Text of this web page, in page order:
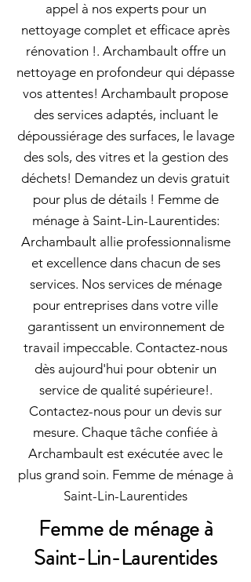
appel à nos experts pour un
nettoyage complet et efficace après
rénovation !. Archambault offre un
nettoyage en profondeur qui dépasse
vos attentes! Archambault propose
des services adaptés, incluant le
dépoussiérage des surfaces, le lavage
des sols, des vitres et la gestion des
déchets! Demandez un devis gratuit
pour plus de détails ! Femme de
ménage à Saint-Lin-Laurentides:
Archambault allie professionnalisme
et excellence dans chacun de ses
services. Nos services de ménage
pour entreprises dans votre ville
garantissent un environnement de
travail impeccable. Contactez-nous
dès aujourd'hui pour obtenir un
service de qualité supérieure!.
Contactez-nous pour un devis sur
mesure. Chaque tâche confiée à
Archambault est exécutée avec le
plus grand soin. Femme de ménage à
Saint-Lin-Laurentides
Femme de ménage à
Saint-Lin-Laurentides